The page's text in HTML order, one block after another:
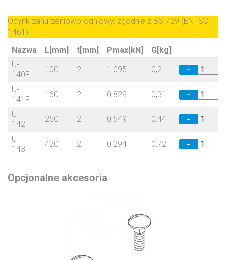
Ocynk zanurzeniowo-ogniowy, zgodnie z BS 729 (EN ISO
1461)
Nazwa
L[mm] t[mm] Pmax[kN]
G[kg]
U-
140F
100 2 1,095 0,2 −
U-
141F
160 2 0,829 0,31 −
U-
142F
250 2 0,549 0,44 −
U-
143F
420 2 0,294 0,72 −
Opcjonalne akcesoria